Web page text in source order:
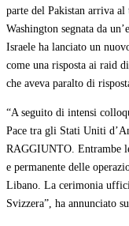
parte del Pakistan arriva
Washington segnata da
Israele ha lanciato un
come una risposta ai raid
che aveva paralto di
“A seguito di intensi
Pace tra gli Stati Uniti
RAGGIUNTO. Entrambe
e permanente delle
Libano. La cerimonia
Svizzera”, ha annunciato